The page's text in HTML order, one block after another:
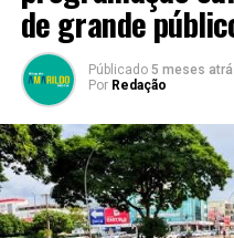
de grande
Públicado 5 meses
Por Redação